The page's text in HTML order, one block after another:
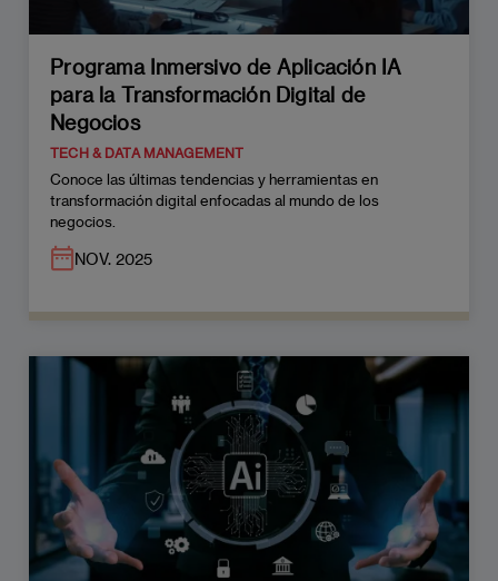
Programa Inmersivo de Aplicación IA
para la Transformación Digital de
Negocios
TECH & DATA MANAGEMENT
Conoce las últimas tendencias y herramientas en
transformación digital enfocadas al mundo de los
negocios.
NOV. 2025